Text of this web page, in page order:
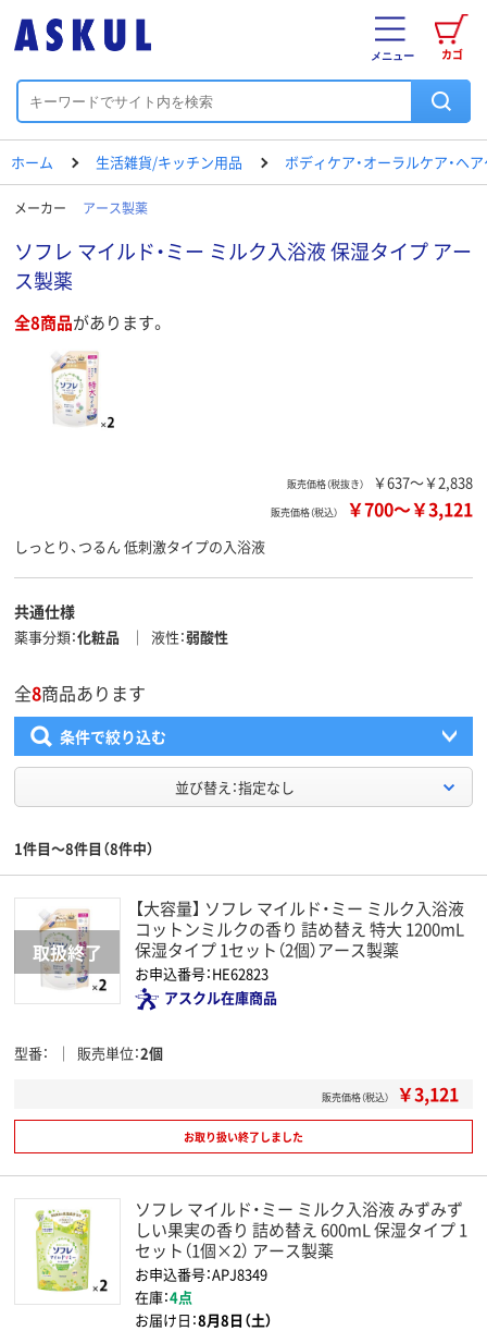
カゴ
メニュー
ホーム 生活雑貨/キッチン用品 ボディケア・オーラルケア・ヘ
メーカー アース製薬
ソフレ マイルド・ミー ミルク入浴液 保湿タイプ アー
ス製薬
全8商品があります。
販売価格（税抜き） ￥637～￥2,838
販売価格（税込） ￥700～￥3,121
しっとり、つるん 低刺激タイプの入浴液
共通仕様
薬事分類 化粧品 液性 弱酸性
全8商品あります
条件で絞り込む
並び替え：指定なし
1件目～8件目（8件中）
【大容量】 ソフレ マイルド・ミー ミルク入浴液
コットンミルクの香り 詰め替え 特大 1200mL
保湿タイプ 1セット（2個）アース製薬
お申込番号：HE62823
アスクル在庫商品
型番 販売単位 2個
販売価格（税込） ￥3,121
お取り扱い終了しました
ソフレ マイルド・ミー ミルク入浴液 みずみず
しい果実の香り 詰め替え 600mL 保湿タイプ 1
セット（1個×2） アース製薬
お申込番号：APJ8349
在庫：4点
お届け日：8月8日（土）